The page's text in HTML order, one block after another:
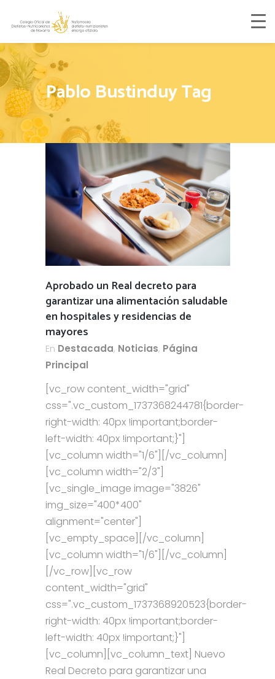
Pablo Bustinduy Tag
Aprobado un Real decreto para
garantizar una alimentación saludable
en hospitales y residencias de
mayores
En Destacada, Noticias, Página
Principal
[vc_row content_width="grid"
css=".vc_custom_1737368244781{border-
right-width: 40px !important;border-
left-width: 40px !important;}"]
[vc_column width="1/6"][/vc_column]
[vc_column width="2/3"]
[vc_single_image image="3826"
img_size="400*400"
alignment="center"]
[vc_empty_space][/vc_column]
[vc_column width="1/6"][/vc_column]
[/vc_row][vc_row
content_width="grid"
css=".vc_custom_1737368920523{border-
right-width: 40px !important;border-
left-width: 40px !important;}"]
[vc_column][vc_column_text] Nuevo
Real Decreto para garantizar una